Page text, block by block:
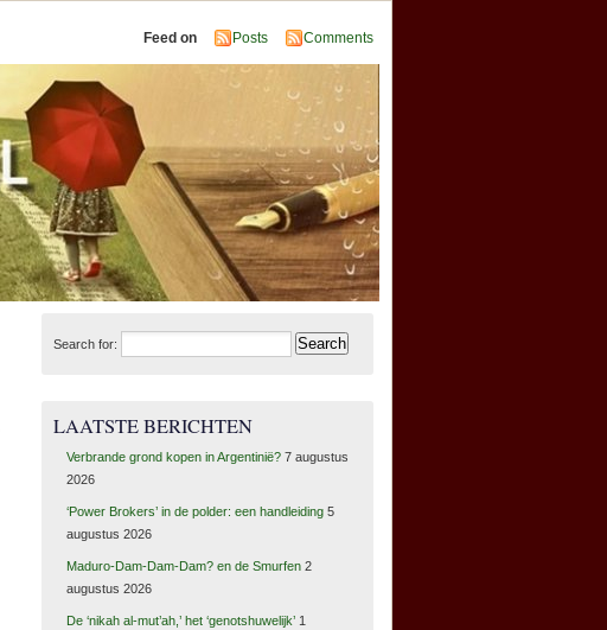
Feed on Posts Comments
Search for:
LAATSTE BERICHTEN
Verbrande grond kopen in Argentinië? 7 augustus
2026
‘Power Brokers’ in de polder: een handleiding 5
augustus 2026
Maduro-Dam-Dam-Dam? en de Smurfen 2
augustus 2026
De ‘nikah al-mut’ah,’ het ‘genotshuwelijk’ 1